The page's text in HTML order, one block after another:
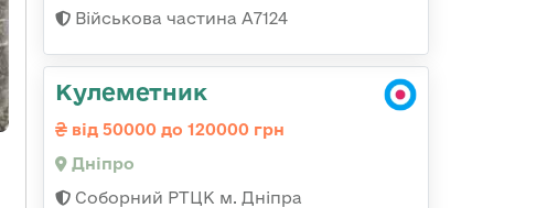
Військова частина А7124
Кулеметник
від 50000 до 120000 грн
Дніпро
Соборний РТЦК м. Дніпра